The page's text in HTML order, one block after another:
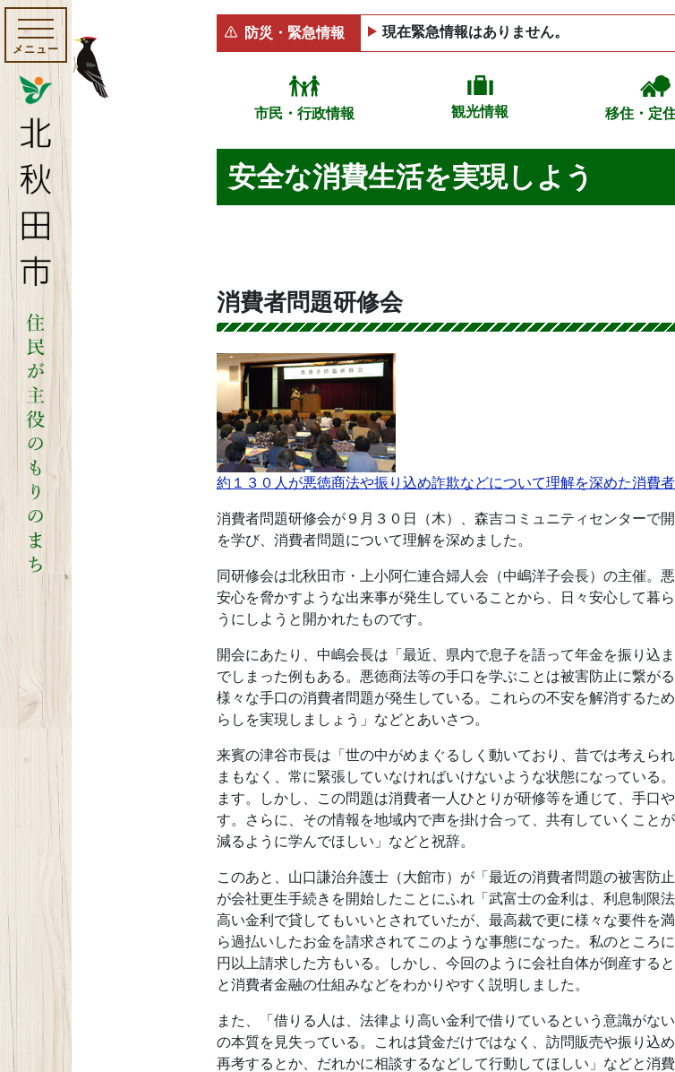
メニュー
防災・緊急情報 現在緊急情報はありません。
市民・行政情報 観光情報 移住・定
安全な消費生活を実現しよう
消費者問題研修会
約１３０人が悪徳商法や振り込め詐欺などについて理解を深めた消費
消費者問題研修会が９月３０日（木）、森吉コミュニティセンターで
を学び、消費者問題について理解を深めました。
同研修会は北秋田市・上小阿仁連合婦人会（中嶋洋子会長）の主催。
安心を脅かすような出来事が発生していることから、日々安心して暮
うにしようと開かれたものです。
開会にあたり、中嶋会長は「最近、県内で息子を語って年金を振り込
でしまった例もある。悪徳商法等の手口を学ぶことは被害防止に繋が
様々な手口の消費者問題が発生している。これらの不安を解消するた
らしを実現しましょう」などとあいさつ。
来賓の津谷市長は「世の中がめまぐるしく動いており、昔では考えら
まもなく、常に緊張していなければいけないような状態になっている
ます。しかし、この問題は消費者一人ひとりが研修等を通じて、手口
す。さらに、その情報を地域内で声を掛け合って、共有していくこと
減るように学んでほしい」などと祝辞。
このあと、山口謙治弁護士（大館市）が「最近の消費者問題の被害防
が会社更生手続きを開始したことにふれ「武富士の金利は、利息制限
高い金利で貸してもいいとされていたが、最高裁で更に様々な要件を
ら過払いしたお金を請求されてこのような事態になった。私のところ
円以上請求した方もいる。しかし、今回のように会社自体が倒産する
と消費者金融の仕組みなどをわかりやすく説明しました。
また、「借りる人は、法律より高い金利で借りているという意識がな
の本質を見失っている。これは貸金だけではなく、訪問販売や振り込
再考するとか、だれかに相談するなどして行動してほしい」などと消